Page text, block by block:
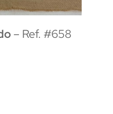
– Ref. #658